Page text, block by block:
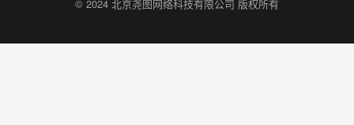
© 2024 北京尧图网络科技有限公司 版权所有